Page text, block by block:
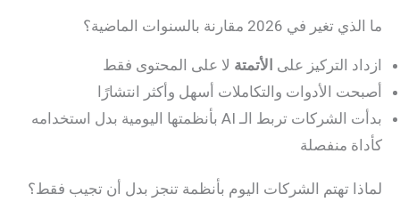
ما الذي تغير في 2026 مقارنة بالسنوات الماضية؟
ازداد التركيز على الأتمتة لا على المحتوى فقط
أصبحت الأدوات والتكاملات أسهل وأكثر انتشارًا
بدأت الشركات تربط الـ AI بأنظمتها اليومية بدل استخدامه
كأداة منفصلة
لماذا تهتم الشركات اليوم بأنظمة تنجز بدل أن تجيب فقط؟